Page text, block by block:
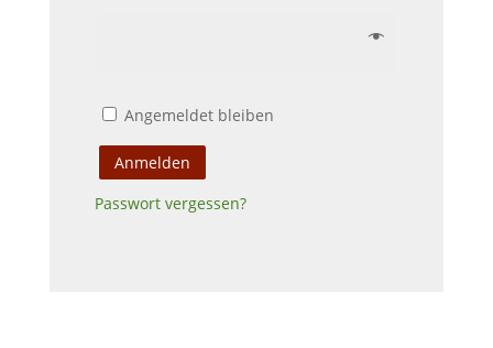
Angemeldet bleiben
Anmelden
Passwort vergessen?